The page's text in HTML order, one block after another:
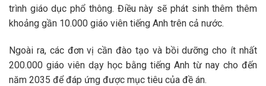
trình giáo dục phổ thông. Điều này sẽ phát sinh thêm thêm
khoảng gần 10.000 giáo viên tiếng Anh trên cả nước.
Ngoài ra, các đơn vị cần đào tạo và bồi dưỡng cho ít nhất
200.000 giáo viên dạy học bằng tiếng Anh từ nay cho đến
năm 2035 để đáp ứng được mục tiêu của đề án.